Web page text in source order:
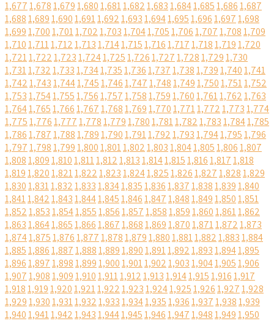
1,6771,6781,6791,6801,6811,6821,6831,6841,6851,6861,687
1,6881,6891,6901,6911,6921,6931,6941,6951,6961,6971,698
1,6991,7001,7011,7021,7031,7041,7051,7061,7071,7081,709
1,7101,7111,7121,7131,7141,7151,7161,7171,7181,7191,720
1,7211,7221,7231,7241,7251,7261,7271,7281,7291,730
1,7311,7321,7331,7341,7351,7361,7371,7381,7391,7401,741
1,7421,7431,7441,7451,7461,7471,7481,7491,7501,7511,752
1,7531,7541,7551,7561,7571,7581,7591,7601,7611,7621,763
1,7641,7651,7661,7671,7681,7691,7701,7711,7721,7731,774
1,7751,7761,7771,7781,7791,7801,7811,7821,7831,7841,785
1,7861,7871,7881,7891,7901,7911,7921,7931,7941,7951,796
1,7971,7981,7991,8001,8011,8021,8031,8041,8051,8061,807
1,8081,8091,8101,8111,8121,8131,8141,8151,8161,8171,818
1,8191,8201,8211,8221,8231,8241,8251,8261,8271,8281,829
1,8301,8311,8321,8331,8341,8351,8361,8371,8381,8391,840
1,8411,8421,8431,8441,8451,8461,8471,8481,8491,8501,851
1,8521,8531,8541,8551,8561,8571,8581,8591,8601,8611,862
1,8631,8641,8651,8661,8671,8681,8691,8701,8711,8721,873
1,8741,8751,8761,8771,8781,8791,8801,8811,8821,8831,884
1,8851,8861,8871,8881,8891,8901,8911,8921,8931,8941,895
1,8961,8971,8981,8991,9001,9011,9021,9031,9041,9051,906
1,9071,9081,9091,9101,9111,9121,9131,9141,9151,9161,917
1,9181,9191,9201,9211,9221,9231,9241,9251,9261,9271,928
1,9291,9301,9311,9321,9331,9341,9351,9361,9371,9381,939
1,9401,9411,9421,9431,9441,9451,9461,9471,9481,9491,950